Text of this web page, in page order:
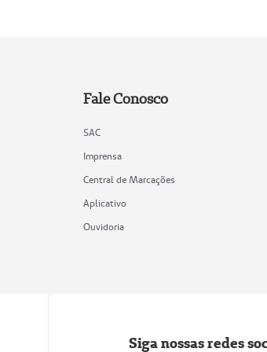
Fale Conosco
SAC
Imprensa
Central de Marcações
Aplicativo
Ouvidoria
Siga nossas redes